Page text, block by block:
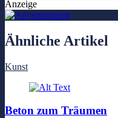
Anzeige
Ähnliche Artikel
Kunst
Beton zum Träumen